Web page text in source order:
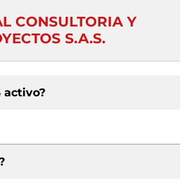
CONSULTORIA Y
S.A.S.
activo?